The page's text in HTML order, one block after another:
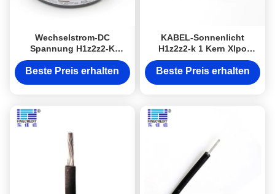
Wechselstrom-DC
Spannung H1z2z2-K
1X1.5mm2 photo-
voltaisches industrielles
elektrisches Kabel für PV-
Beste Preis erhalten
KABEL-Sonnenlicht
H1z2z2-k 1 Kern Xlpo
photo-voltaisches Kabel
Solarbeständiger PVC-
Hülle TUV-Bescheinigung
Beste Preis erhalten